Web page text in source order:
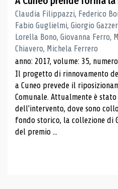
Claudia Filippazzi, Federico
Fabio Guglielmi, Giorgio
Lorella Bono, Giovanna Ferro,
Chiavero, Michela Ferrero
anno: 2017, volume: 35,
Il progetto di rinnovamento
a Cuneo prevede il
Comunale. Attualmente è
dell'intervento, dove sono
fondo storico, la collezione di
del premio ...